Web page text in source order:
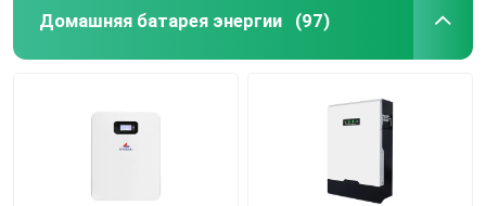
Домашняя батарея энергии (97)